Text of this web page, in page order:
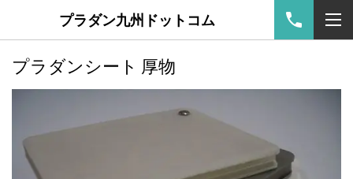
プラダン九州ドットコム
プラダンシート 厚物